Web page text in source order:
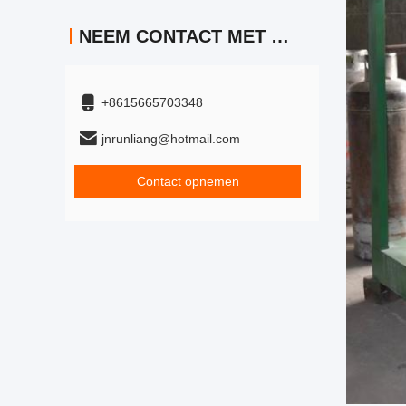
NEEM CONTACT MET ONS OP
+8615665703348
jnrunliang@hotmail.com
Contact opnemen